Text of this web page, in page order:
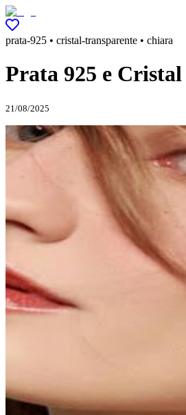
prata-925 • cristal-transparente • chiara
Prata 925 e
21/08/2025